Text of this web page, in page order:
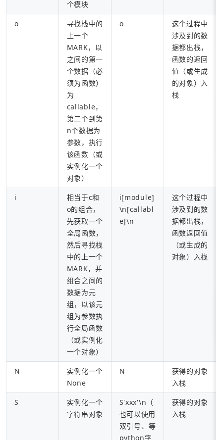
个模块
o
寻找栈中的
上一个
MARK，以
之间的第一
个数据（必
须为函数）
为
callable，
第二个到第
n个数据为
参数，执行
该函数（或
实例化一个
对象）
o
这个过程中
涉及到的数
据都出栈，
函数的返回
值（或生成
的对象）入
栈
i
相当于c和
o的组合，
先获取一个
全局函数，
然后寻找栈
中的上一个
MARK，并
组合之间的
数据为元
组，以该元
组为参数执
行全局函数
（或实例化
一个对象）
i[module]
\n[callabl
e]\n
这个过程中
涉及到的数
据都出栈，
函数返回值
（或生成的
对象）入栈
N
实例化一个
None
N
获得的对象
入栈
S
实例化一个
字符串对象
S'xxx'\n（
也可以使用
双引号、 等
python字
获得的对象
入栈